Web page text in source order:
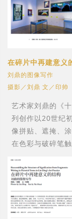
在碎片中再建意义
刘鼎的图像写作
摄影／刘鼎 文／印帅
艺术家刘鼎的《
列创作以20世纪
像拼贴、遮掩、
在色彩与破碎笔